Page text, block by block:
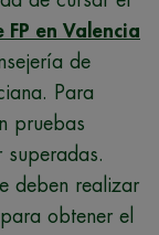
FP en Valencia
de
Para
pruebas
superadas.
deben realizar
obtener el